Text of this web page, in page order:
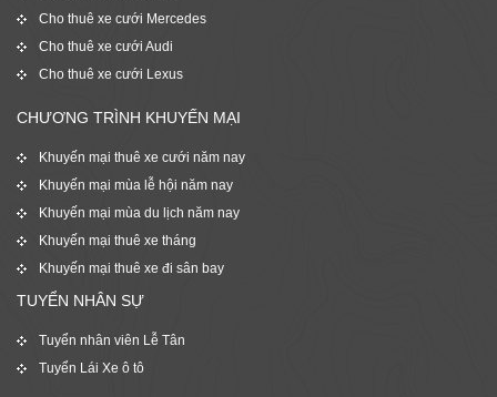
Cho thuê xe cưới Mercedes
Cho thuê xe cưới Audi
Cho thuê xe cưới Lexus
CHƯƠNG TRÌNH KHUYẾN MẠI
Khuyến mại thuê xe cưới năm nay
Khuyến mại mùa lễ hội năm nay
Khuyến mại mùa du lịch năm nay
Khuyến mại thuê xe tháng
Khuyến mại thuê xe đi sân bay
TUYỂN NHÂN SỰ
Tuyển nhân viên Lễ Tân
Tuyển Lái Xe ô tô